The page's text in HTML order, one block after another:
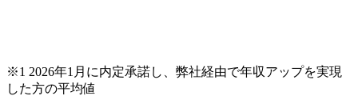
※1 2026年1月に内定承諾し、弊社経由で年収アップを実現
した方の平均値